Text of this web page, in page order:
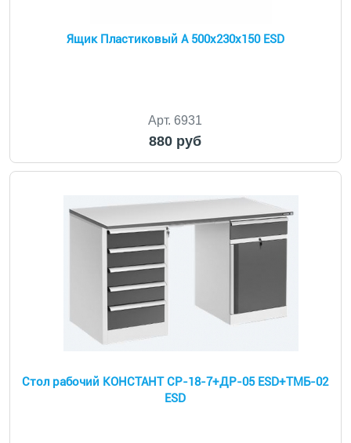
Ящик Пластиковый А 500х230х150 ESD
Арт. 6931
880 руб
Стол рабочий КОНСТАНТ CP-18-7+ДР-05 ESD+ТМБ-02
ESD